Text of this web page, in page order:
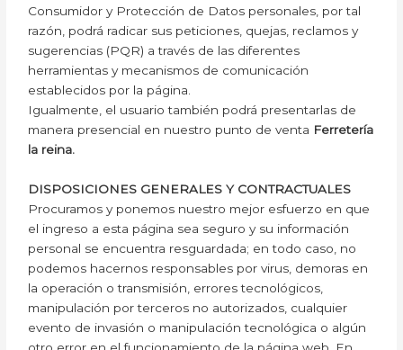
Consumidor y Protección de Datos personales, por tal
razón, podrá radicar sus peticiones, quejas, reclamos y
sugerencias (PQR) a través de las diferentes
herramientas y mecanismos de comunicación
establecidos por la página.
Igualmente, el usuario también podrá presentarlas de
manera presencial en nuestro punto de venta Ferretería
la reina.
DISPOSICIONES GENERALES Y CONTRACTUALES
Procuramos y ponemos nuestro mejor esfuerzo en que
el ingreso a esta página sea seguro y su información
personal se encuentra resguardada; en todo caso, no
podemos hacernos responsables por virus, demoras en
la operación o transmisión, errores tecnológicos,
manipulación por terceros no autorizados, cualquier
evento de invasión o manipulación tecnológica o algún